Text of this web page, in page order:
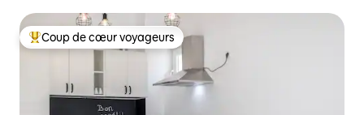
Coups de cœur voyageurs les plus appréciés
Coup de cœur voyageurs